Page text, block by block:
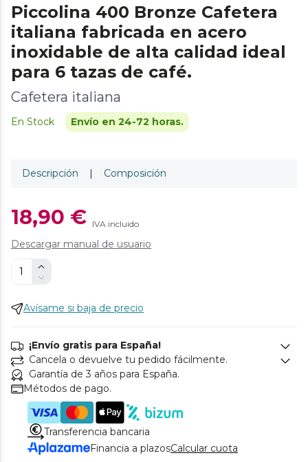
Piccolina 400 Bronze Cafetera
italiana fabricada en acero
inoxidable de alta calidad ideal
para 6 tazas de café.
Cafetera italiana
En Stock Envío en 24-72 horas.
Descripción | Composición
18,90 € IVA incluido
Descargar manual de usuario
Avísame si baja de precio
¡Envío gratis para España!
Cancela o devuelve tu pedido fácilmente.
Garantía de 3 años para España.
Métodos de pago.
Transferencia bancaria
Financia a plazosCalcular cuota